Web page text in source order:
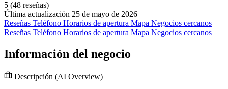
5 (48 reseñas)
Última actualización 25 de mayo de 2026
Reseñas Teléfono Horarios de apertura Mapa Negocios cercanos
Reseñas Teléfono Horarios de apertura Mapa Negocios cercanos
Información del negocio
Descripción (AI Overview)